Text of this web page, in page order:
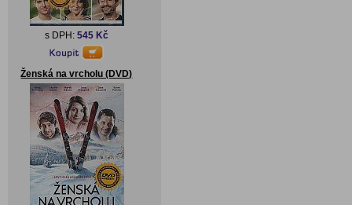
s DPH: 545 Kč
Ženská na vrcholu (DVD)